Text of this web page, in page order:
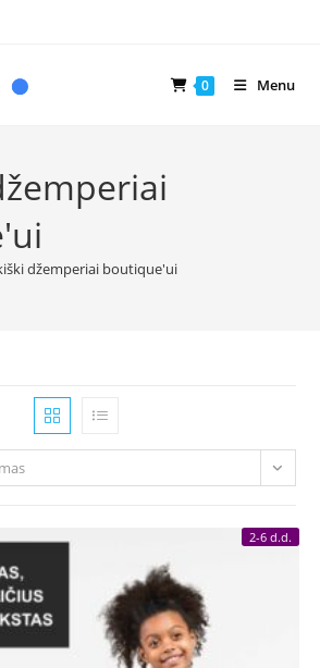
0 Menu
džemperiai boutique'ui
2-6 d.d.